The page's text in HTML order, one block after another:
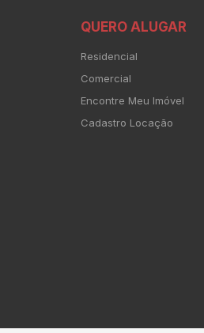
QUERO ALUGAR
Residencial
Comercial
Encontre Meu Imóvel
Cadastro Locação